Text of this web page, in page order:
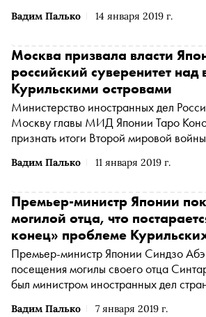
Вадим Палько 14 января 2019 г.
будет, сообщает ТАСС
Вадим Палько 11 января 2019 г.
Москва призвала власти
российский суверенитет над
Курильскими островами
Министерство иностранных дел
Москву главы МИД Японии Таро
признать итоги Второй мировой
островами, сообщается на сайте
Вадим Палько 7 января 2019 г.
Премьер-министр Японии
могилой отца, что
конец» проблеме
Премьер-министр Японии Синдзо
посещения могилы своего отца
был министром иностранных дел